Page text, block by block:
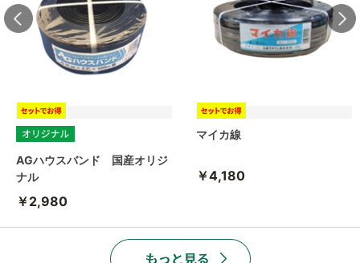
AGハウスバンド 国産オリジ
ナル
￥2,980
マイカ線
￥4,180